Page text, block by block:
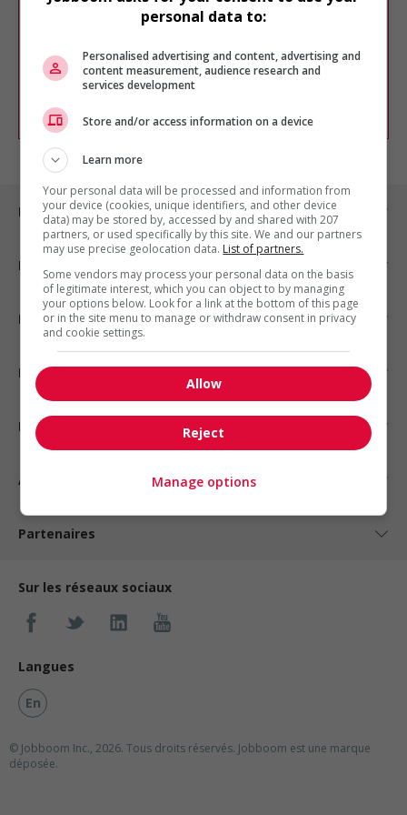
Veuillez faire une nouvelle recherche.
outils pour raffiner votre recherche, ou
chercher un poste selon votre profil
d'intérêt en emploi en vous
Emplois par ville
Emplois par secteur
Emplois par statut
Emplois par type
Nos suggestions
À propos
Partenaires
Sur les réseaux sociaux
Langues
En
© Jobboom Inc., 2026. Tous droits réservés. Jobboom est une marque
déposée.
personal data to:
Personalised advertising and content, advertising and
content measurement, audience research and
services development
Store and/or access information on a device
Learn more
Your personal data will be processed and information from
your device (cookies, unique identifiers, and other device
data) may be stored by, accessed by and shared with 207
partners, or used specifically by this site. We and our partners
may use precise geolocation data. List of partners.
Some vendors may process your personal data on the basis
of legitimate interest, which you can object to by managing
your options below. Look for a link at the bottom of this page
or in the site menu to manage or withdraw consent in privacy
and cookie settings.
Allow
Reject
Manage options